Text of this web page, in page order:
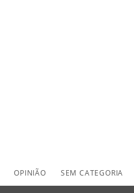
OPINIÃO SEM CATEGORIA